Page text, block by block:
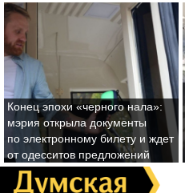
Конец эпохи «черного нала»:
мэрия открыла документы
по электронному билету и ждет
от одесситов предложений